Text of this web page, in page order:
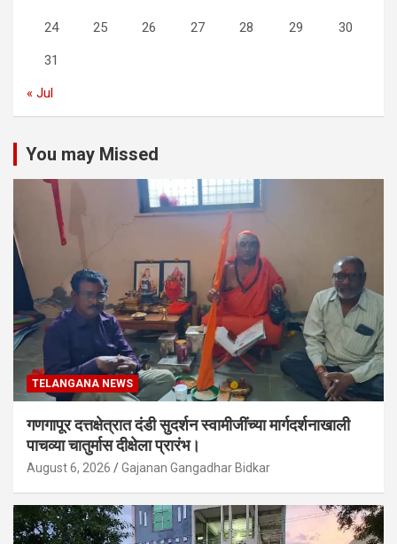
24 25 26 27 28 29 30
31
« Jul
You may Missed
TELANGANA NEWS
गणगापूर दत्तक्षेत्रात दंडी सुदर्शन स्वामीजींच्या मार्गदर्शनाखाली
पाचव्या चातुर्मास दीक्षेला प्रारंभ।
August 6, 2026 Gajanan Gangadhar Bidkar